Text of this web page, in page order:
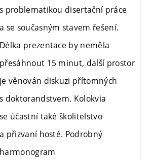
s problematikou disertační práce
a se současným stavem řešení.
Délka prezentace by neměla
přesáhnout 15 minut, další prostor
je věnován diskuzi přítomných
s doktorandstvem. Kolokvia
se účastní také školitelstvo
a přizvaní hosté. Podrobný
harmonogram